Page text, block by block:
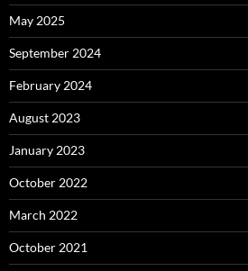
May 2025
September 2024
February 2024
August 2023
January 2023
October 2022
March 2022
October 2021